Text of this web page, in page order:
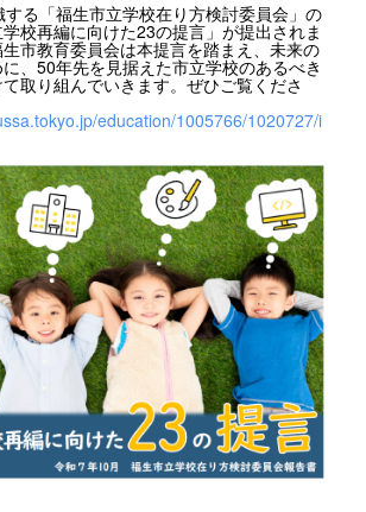
る「福生市立学校在り方検討委員会」の
校再編に向けた23の提言」が提出されま
市教育委員会は本提言を踏まえ、未来の
、50年先を見据えた市立学校のあるべき
取り組んでいきます。ぜひご覧くださ
education/1005766/1020727/i